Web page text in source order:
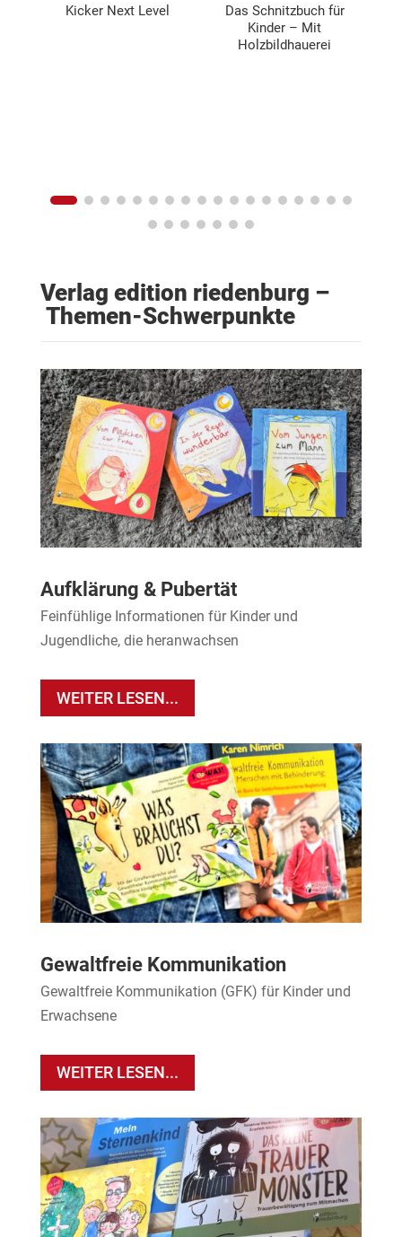
Kicker Next Level
Das Schnitzbuch für
Kinder – Mit
Holzbildhauerei
Verlag edition riedenburg –
Themen-Schwerpunkte
Aufklärung & Pubertät
Feinfühlige Informationen für Kinder und
Jugendliche, die heranwachsen
WEITER LESEN...
Gewaltfreie Kommunikation
Gewaltfreie Kommunikation (GFK) für Kinder und
Erwachsene
WEITER LESEN...